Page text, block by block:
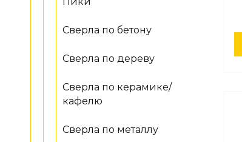
Сверла по бетону
Сверла по дереву
Сверла по керамике/
кафелю
Сверла по металлу